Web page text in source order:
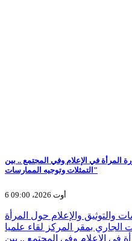
المرأة في الإعلام وفي المجتمع .. بين
التمثلات وتوجيه الممارسات"
6 أوت 2026، 09:00
والتوثيق والإعلام حول المرأة
اليوم الخميس 6 أوت الجاري بمقر المركز لقاء علميا